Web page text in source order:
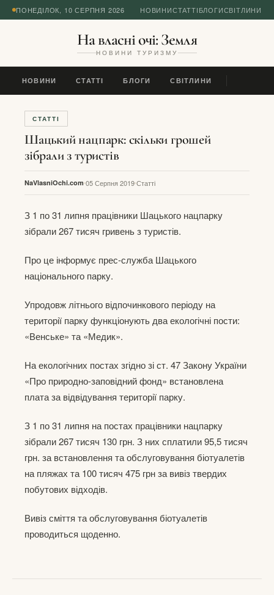
ПОНЕДІЛОК, 10 СЕРПНЯ 2026 НОВИНИСТАТТІБЛОГИСВІТЛИНИ
На власні очі: Земля
НОВИНИ ТУРИЗМУ
НОВИНИ СТАТТІ БЛОГИ СВІТЛИНИ
СТАТТІ
Шацький нацпарк: скільки грошей
зібрали з туристів
NaVlasniOchi.com 05 Серпня 2019Статті
З 1 по 31 липня працівники Шацького нацпарку
зібрали 267 тисяч гривень з туристів.
Про це інформує прес-служба Шацького
національного парку.
Упродовж літнього відпочинкового періоду на
території парку функціонують два екологічні пости:
«Венське» та «Медик».
На екологічних постах згідно зі ст. 47 Закону України
«Про природно-заповідний фонд» встановлена
плата за відвідування території парку.
З 1 по 31 липня на постах працівники нацпарку
зібрали 267 тисяч 130 грн. З них сплатили 95,5 тисяч
грн. за встановлення та обслуговування біотуалетів
на пляжах та 100 тисяч 475 грн за вивіз твердих
побутових відходів.
Вивіз сміття та обслуговування біотуалетів
проводиться щоденно.